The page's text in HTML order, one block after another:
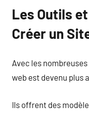
Les Outils
Créer un
Avec les
web est devenu plus
Ils offrent des